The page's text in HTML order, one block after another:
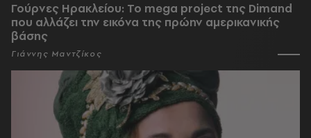
Γούρνες Ηρακλείου: To mega project της Dimand
που αλλάζει την εικόνα της πρώην αμερικανικής
βάσης
Γιάννης Μαντζίκος